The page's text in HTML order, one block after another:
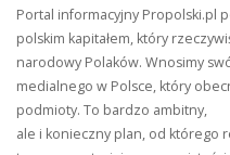
Portal informacyjny Propolski.pl
polskim kapitałem, który
narodowy Polaków. Wnosimy
medialnego w Polsce, który
podmioty. To bardzo ambitny,
ale i konieczny plan, od którego